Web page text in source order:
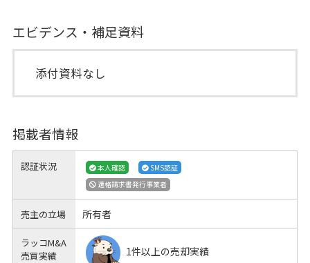
エビデンス・補足資料
添付資料なし
掲載者情報
認証状況 本人確認
SMS認証
適格請求書発行事業者
売主の立場 所有者
ラッコM&A
売買実績
1件以上の売却実績